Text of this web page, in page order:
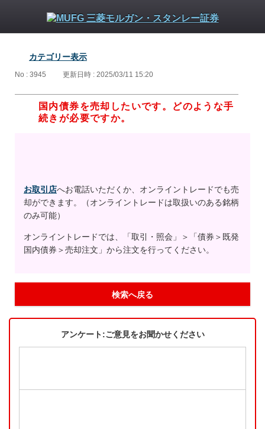
カテゴリー表示
No : 3945 更新日時 : 2025/03/11 15:20
国内債券を売却したいです。どのような手
続きが必要ですか。
お取引店へお電話いただくか、オンライントレードでも売
却ができます。（オンライントレードは取扱いのある銘柄
のみ可能）
オンライントレードでは、「取引・照会」＞「債券＞既発
国内債券＞売却注文」から注文を行ってください。
検索へ戻る
アンケート:ご意見をお聞かせください